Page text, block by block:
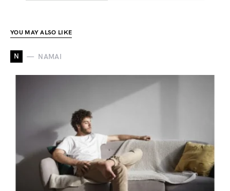
YOU MAY ALSO LIKE
N NAMAI